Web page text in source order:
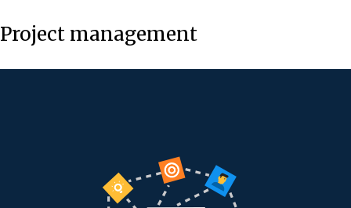
Project management